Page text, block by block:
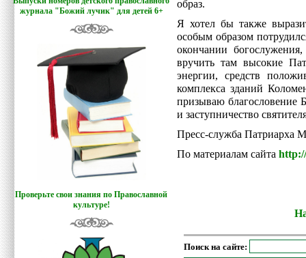
журнала "Божий лучик" для детей 6+
Проверьте свои знания по Православной
культуре!
образ.
Я хотел бы также
особым образом
окончании
вручить там высокие
энергии, средств
комплекса зданий
призываю
и заступничество
Пресс-служба Патриарха
По материалам сайта
Поиск на сайте: